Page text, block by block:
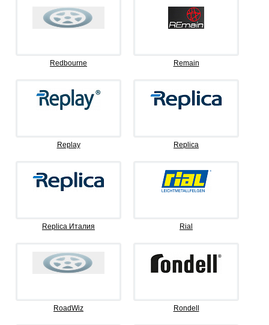
Redbourne Remain
Replay Replica
Replica Италия Rial
RoadWiz Rondell